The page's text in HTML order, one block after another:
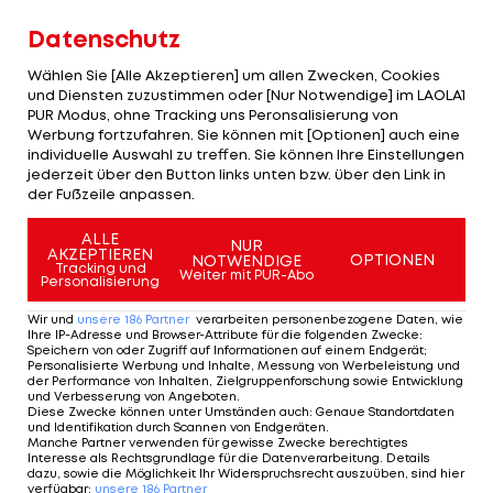
in Turin nie so wirklich zurecht. Immer wieder
fehlende Champions-League-Erfolge der "Alten
Dame" wurden CR7 angerechnet.
In den vergangenen Tagen kamen daher
vermehrt Abwanderungsgerüchte hervor, am
Freitag bestätigte Juve-TrainerMassimiliano
Allegridiese auch: "Er hat mir gestern gesagt, dass
er nicht bei uns bleiben will." Er sei deshalb aber
nicht enttäuscht, betonte der Italiener. "Der Klub
ist das Wichtigste. Er war drei Jahre hier und hat
seinen Beitrag geleistet, jetzt verlässt er uns und
das Leben geht weiter."
Laut Allegri hatte Ronaldo noch am Samstag
verkündet, dass er weiter für Juventus spielen
Datenschutz
Wählen Sie [Alle Akzeptieren] um allen Zwecken, Cookies
und Diensten zuzustimmen oder [Nur Notwendige] im LAOLA1
PUR Modus, ohne Tracking uns Peronsalisierung von
Werbung fortzufahren. Sie können mit [Optionen] auch eine
individuelle Auswahl zu treffen. Sie können Ihre Einstellungen
jederzeit über den Button links unten bzw. über den Link in
der Fußzeile anpassen.
ALLE
AKZEPTIEREN
Tracking und
Personalisierung
NUR
NOTWENDIGE
Weiter mit PUR-Abo
OPTIONEN
Wir und unsere 186 Partner verarbeiten personenbezogene Daten, wie
Ihre IP-Adresse und Browser-Attribute für die folgenden Zwecke:
Speichern von oder Zugriff auf Informationen auf einem Endgerät;
Personalisierte Werbung und Inhalte, Messung von Werbeleistung und
der Performance von Inhalten, Zielgruppenforschung sowie Entwicklung
und Verbesserung von Angeboten
Diese Zwecke können unter Umständen auch: Genaue Standortdaten
und Identifikation durch Scannen von Endgeräten
Manche Partner verwenden für gewisse Zwecke berechtigtes
Interesse als Rechtsgrundlage für die Datenverarbeitung. Details
dazu, sowie die Möglichkeit Ihr Widerspruchsrecht auszuüben, sind hier
verfügbar: unsere 186 Partner